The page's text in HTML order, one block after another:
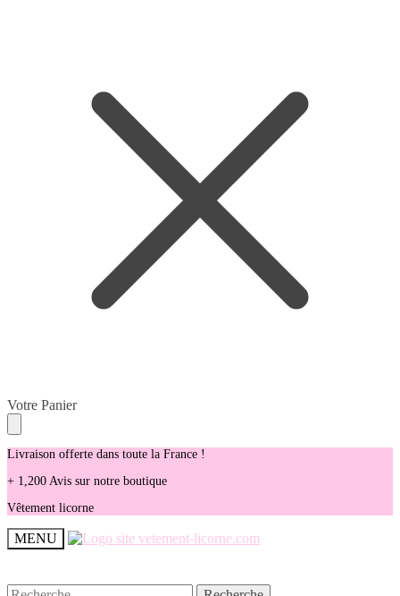
Skip
to
navigation
Skip
to
content
Votre Panier
Livraison offerte dans toute la France !
+ 1,200 Avis sur notre boutique
Vêtement licorne
MENU
Recherche
Recherche